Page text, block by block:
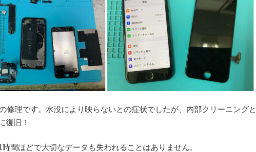
修理です。水没により映らないとの症状でしたが、内部クリーニング
復旧！
時間ほどで大切なデータも失われることはありません。